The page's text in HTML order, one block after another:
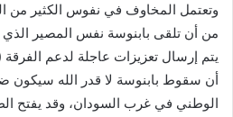
وتعتمل المخاوف في نفوس الكثير من
من أن تلقى بابنوسة نفس المصير الذي
أن سقوط بابنوسة لا قدر الله سيكون
الوطني في غرب السودان، وقد يفتح